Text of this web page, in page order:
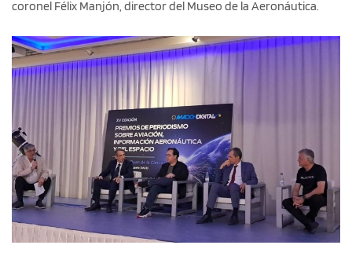
coronel Félix Manjón, director del Museo de la Aeronáutica.